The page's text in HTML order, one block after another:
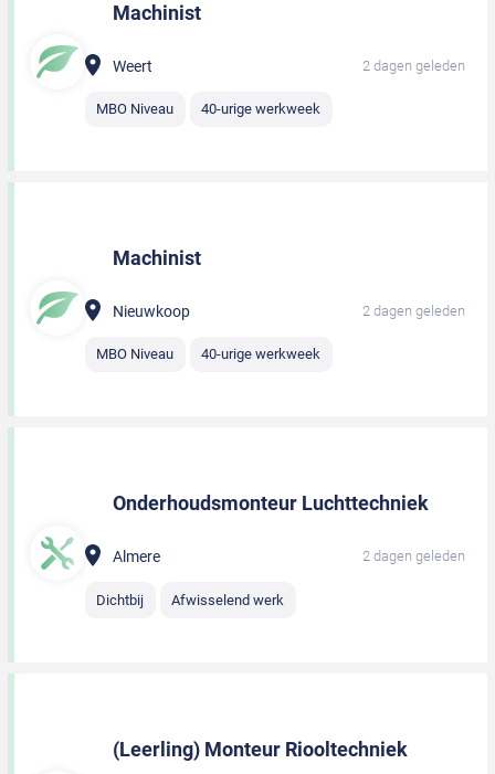
Machinist
Weert 2 dagen geleden
MBO Niveau 40-urige werkweek
Machinist
Nieuwkoop 2 dagen geleden
MBO Niveau 40-urige werkweek
Onderhoudsmonteur Luchttechniek
Almere 2 dagen geleden
Dichtbij Afwisselend werk
(Leerling) Monteur Riooltechniek